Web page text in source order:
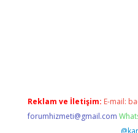
Reklam ve İletişim: E-mail:
forumhizmeti@gmail.com